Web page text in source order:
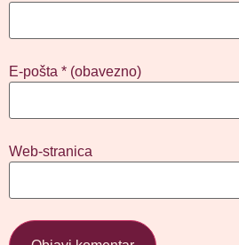
E-pošta * (obavezno)
Web-stranica